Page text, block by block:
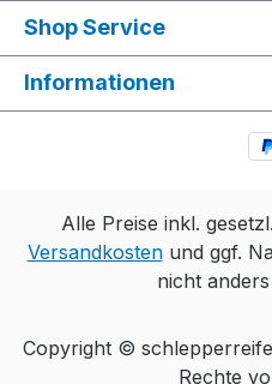
Shop Service
Informationen
Alle Preise inkl.
Versandkostenund ggf.
nicht
Copyright ©
Rechte